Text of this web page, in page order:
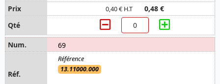
0,40 € H.T 0,48 €
69
13.11000.000